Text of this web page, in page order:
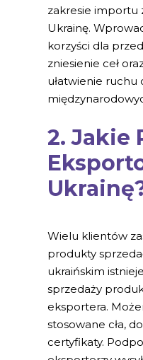
zakresie importu
Ukrainę.
korzyści dla
zniesienie ceł
ułatwienie ruchu
2. Jakie
Wielu klientów
produkty
ukraińskim
sprzedaży
eksportera.
stosowane cła,
certyfikaty.